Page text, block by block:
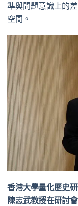
準與問題意識上的
空間。
香港大學量化歷史
陳志武教授在研討